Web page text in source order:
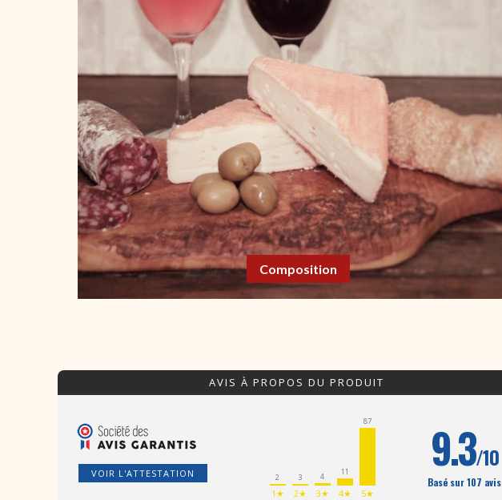
Composition
AVIS À PROPOS DU PRODUIT
VOIR L'ATTESTATION 2
1★
3
2★
4
3★
11
4★
87
5★
9.3/10
Basé sur 107 avis